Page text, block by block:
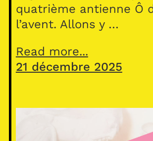
quatrième antienne Ô
l’avent. Allons y …
Read more...
21 décembre 2025